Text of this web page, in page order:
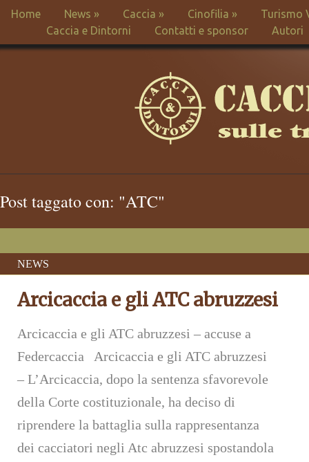
Home News » Caccia » Cinofilia »
Turismo
Caccia e Dintorni
Contatti e sponsor Autori
Post taggato con: "ATC"
NEWS
Arcicaccia e gli ATC abruzzesi
Arcicaccia e gli ATC abruzzesi – accuse a
Federcaccia Arcicaccia e gli ATC abruzzesi
– L’Arcicaccia, dopo la sentenza sfavorevole
della Corte costituzionale, ha deciso di
riprendere la battaglia sulla rappresentanza
dei cacciatori negli Atc abruzzesi spostandola